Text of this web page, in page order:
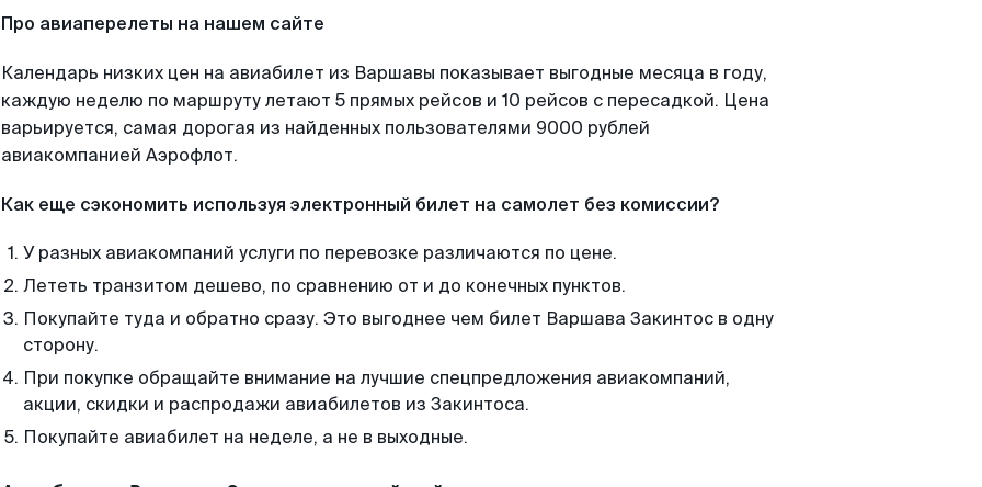
Про авиаперелеты на нашем сайте
Календарь низких цен на авиабилет из Варшавы показывает выгодные месяца в году,
каждую неделю по маршруту летают 5 прямых рейсов и 10 рейсов с пересадкой. Цена
варьируется, самая дорогая из найденных пользователями 9000 рублей
авиакомпанией Аэрофлот.
Как еще сэкономить используя электронный билет на самолет без комиссии?
У разных авиакомпаний услуги по перевозке различаются по цене.
Лететь транзитом дешево, по сравнению от и до конечных пунктов.
Покупайте туда и обратно сразу. Это выгоднее чем билет Варшава Закинтос в одну
сторону.
При покупке обращайте внимание на лучшие спецпредложения авиакомпаний,
акции, скидки и распродажи авиабилетов из Закинтоса.
Покупайте авиабилет на неделе, а не в выходные.